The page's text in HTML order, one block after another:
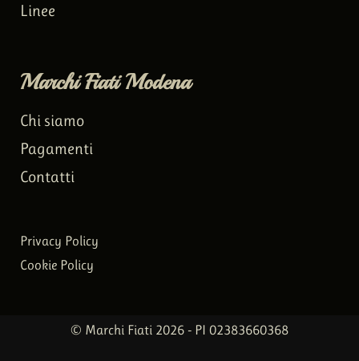
Linee
Marchi Fiati Modena
Chi siamo
Pagamenti
Contatti
Privacy Policy
Cookie Policy
© Marchi Fiati 2026 - PI 02383660368